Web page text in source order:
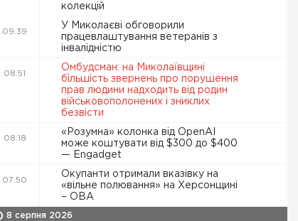
колекцій
09:39
У Миколаєві обговорили
працевлаштування ветеранів з
інвалідністю
08:51
Омбудсман: на Миколаївщині
більшість звернень про порушення
прав людини надходить від родин
військовополонених і зниклих
безвісти
08:18
«Розумна» колонка від OpenAI
може коштувати від $300 до $400
— Engadget
07:50
Окупанти отримали вказівку на
«вільне полювання» на Херсонщині
– ОВА
8 серпня 2026